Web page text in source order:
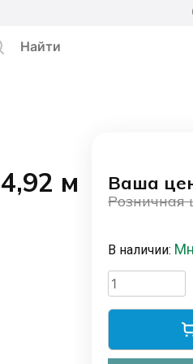
м
Розничная
составляла
17200,00 ₽.
Ваша
13500,00 ₽.
В наличии:
Количество
товара
WiFi